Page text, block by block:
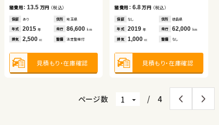
諸費用：13.5 万円 （税込）
保証 あり 住所 埼玉県
年式 2015 年 走行 86,600 km
排気 2,500 cc 整備 法定整備付
見積もり・在庫確認
諸費用： 6.8万円 （税込）
保証 なし 住所 徳島県
年式 2019年 走行 62,000 km
排気 1,000cc 整備 なし
見積もり・在庫確認
諸費用：7.1万円（税込）
保証 あり 住所 福島県
年式 2023 年 走行 33,000 km
排気 660cc 整備 法定整備付
見積もり・在庫確認
諸費用： 6.5万円 （税込）
保証 あり 住所 福島県
年式 2024年 走行 41,700 km
排気 1,200cc 整備 法定整備付
見積もり・在庫確認
見積もり・在庫確認 見積もり・在庫確認
ページ数 / 4